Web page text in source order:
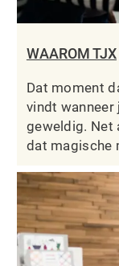
WAAROM TJX
Dat moment
vindt wanneer
geweldig. Net
dat magische